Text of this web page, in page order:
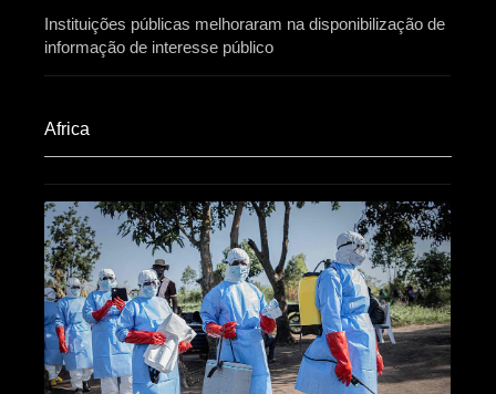
Instituições públicas melhoraram na disponibilização de
informação de interesse público
Africa​